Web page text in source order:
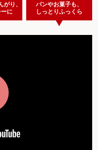
がり、
に
パンやお菓子も、
しっとりふっくら